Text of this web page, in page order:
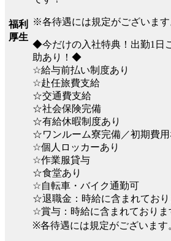
福利
厚生
※各待遇には規定がございます
◆今だけの入社特典！出勤1日
助あり！◆
☆給与前払い制度あり
☆赴任旅費支給
☆交通費支給
☆社会保険完備
☆有給休暇制度あり
☆ワンルーム寮完備／初期費用
☆個人ロッカーあり
☆作業服貸与
☆食堂あり
☆自転車・バイク通勤可
☆退職金：時給に含まれており
☆賞与：時給に含まれておりま
※各待遇には規定がございます